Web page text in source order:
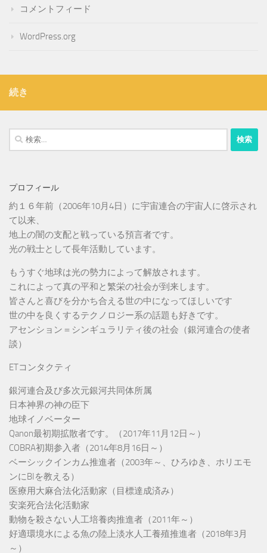
コメントフィード
WordPress.org
続き
検
索:
プロフィール
約１６年前（2006年10月4日）に宇宙連合の宇宙人に啓示され
て以来、
地上の闇の支配と戦っている預言者です。
光の戦士として長年活動しています。
もうすぐ地球は光の勢力によって解放されます。
これによって真の平和と繁栄の社会が到来します。
皆さんと喜びを分かち合える世の中になってほしいです
世の中を良くするテクノロジー系の話題も好きです。
アセンション＝シンギュラリティ後の社会（銀河連合の使者
談）
ETコンタクティ
銀河連合及び多次元銀河共同体所属
日本神界の神の臣下
地球イノベーター
Qanon最初期拡散者です。（2017年11月12日～）
COBRA初期参入者（2014年8月16日～）
ベーシックインカム推進者（2003年～、ひろゆき、ホリエモ
ンにBIを教える）
医療用大麻合法化活動家（目標達成済み）
安楽死合法化活動家
動物を殺さない人工培養肉推進者（2011年～）
好適環境水による魚の陸上淡水人工養殖推進者（2018年3月
～）